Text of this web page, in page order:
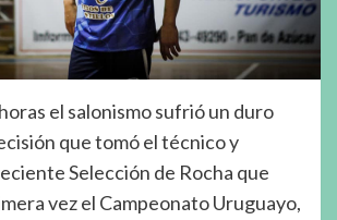
el salonismo sufrió un duro
que tomó el técnico y
Selección de Rocha que
vez el Campeonato Uruguayo,